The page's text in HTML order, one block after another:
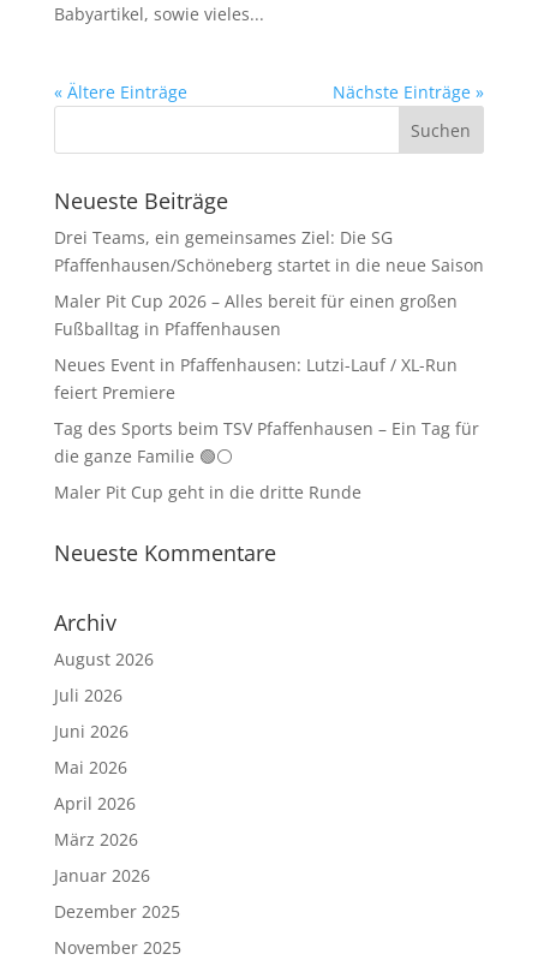
Babyartikel, sowie vieles...
« Ältere Einträge Nächste Einträge »
Neueste Beiträge
Drei Teams, ein gemeinsames Ziel: Die SG
Pfaffenhausen/Schöneberg startet in die neue Saison
Maler Pit Cup 2026 – Alles bereit für einen großen
Fußballtag in Pfaffenhausen
Neues Event in Pfaffenhausen: Lutzi-Lauf / XL-Run
feiert Premiere
Tag des Sports beim TSV Pfaffenhausen – Ein Tag für
die ganze Familie 🟢⚪
Maler Pit Cup geht in die dritte Runde
Neueste Kommentare
Archiv
August 2026
Juli 2026
Juni 2026
Mai 2026
April 2026
März 2026
Januar 2026
Dezember 2025
November 2025